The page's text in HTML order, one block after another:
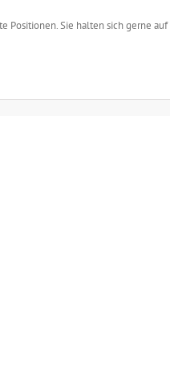
Sie halten sich gerne